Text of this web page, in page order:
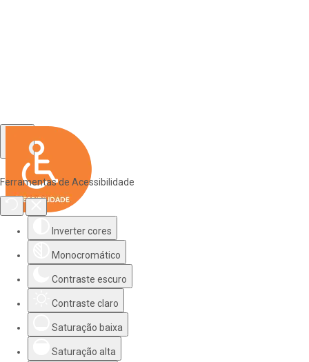
Ferramentas de Acessibilidade
Inverter cores
Monocromático
Contraste escuro
Contraste claro
Saturação baixa
Saturação alta